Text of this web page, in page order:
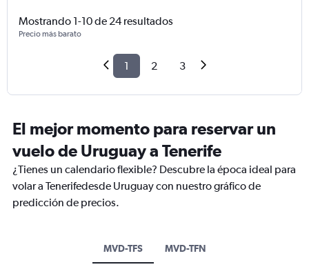
Mostrando 1-10 de 24 resultados
Precio más barato
1 2 3
El mejor momento para reservar un
vuelo de Uruguay a Tenerife
¿Tienes un calendario flexible? Descubre la época ideal para
volar a Tenerifedesde Uruguay con nuestro gráfico de
predicción de precios.
MVD-TFS MVD-TFN